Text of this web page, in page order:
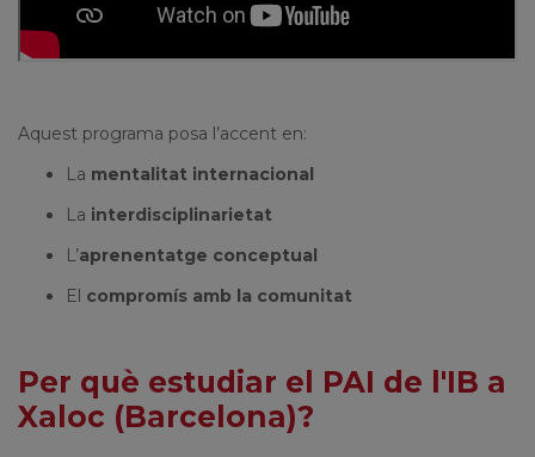
Aquest programa posa l’accent en:
La mentalitat internacional
La interdisciplinarietat
L’aprenentatge conceptual
El compromís amb la comunitat
Per què estudiar el PAI de l'IB a
Xaloc (Barcelona)?